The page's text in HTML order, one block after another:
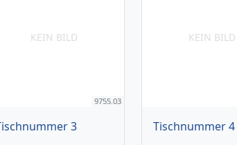
KEIN BILD
9755.03
3
KEIN BILD
Tischnummer 4